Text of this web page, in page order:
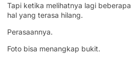
Tapi ketika melihatnya lagi
hal yang terasa hilang.
Perasaannya.
Foto bisa menangkap bukit.